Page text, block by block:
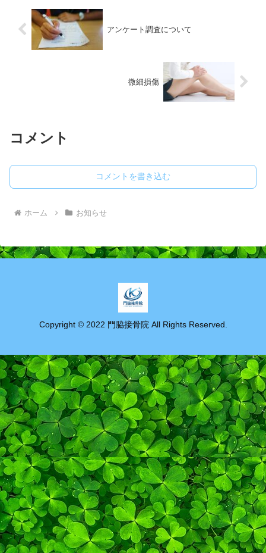
アンケート調査について
微細損傷
コメント
コメントを書き込む
ホーム お知らせ
Copyright © 2022 門脇接骨院 All Rights Reserved.